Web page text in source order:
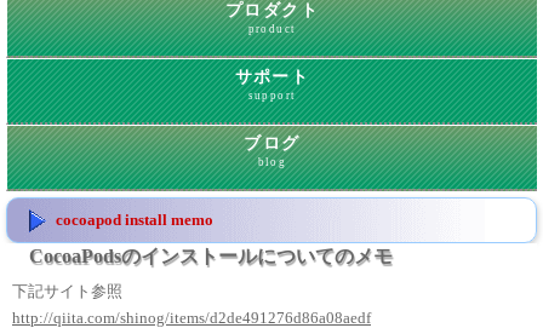
プロダクト
product
サポート
support
ブログ
blog
cocoapod install memo
CocoaPodsのインストールについてのメモ
下記サイト参照
http://qiita.com/shinog/items/d2de491276d86a08aedf